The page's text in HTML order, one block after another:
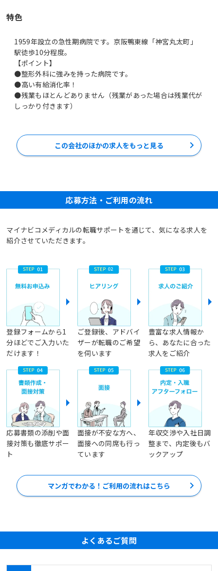
特色
1959年設立の急性期病院です。京阪鴨東線「神宮丸太町」
駅徒歩10分程度。
【ポイント】
●整形外科に強みを持った病院です。
●高い有給消化率！
●残業もほとんどありません（残業があった場合は残業代が
この会社のほかの求人をもっと見る
応募方法・ご利用の流れ
マイナビコメディカルの転職サポートを通じて、気になる求人を
紹介させていただきます。
登録フォームから1
分ほどでご入力いた
だけます！
ご登録後、アドバイ
ザーが転職のご希望
を伺います
豊富な求人情報か
ら、あなたに合った
求人をご紹介
応募書類の添削や面
接対策も徹底サポー
ト
面接が不安な方へ、
面接への同席も行っ
ています
年収交渉や入社日調
整まで、内定後もバ
ックアップ
マンガでわかる！ご利用の流れはこちら
よくあるご質問